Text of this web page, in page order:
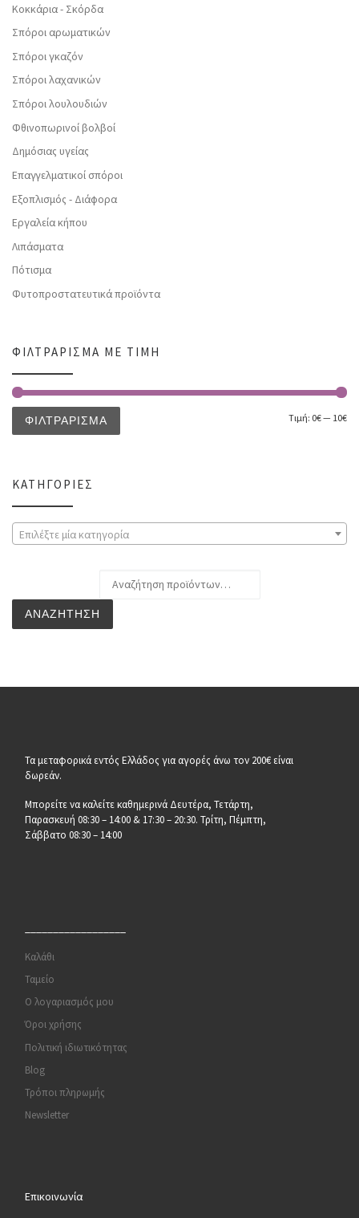
Κοκκάρια - Σκόρδα
Σπόροι αρωματικών
Σπόροι γκαζόν
Σπόροι λαχανικών
Σπόροι λουλουδιών
Φθινοπωρινοί βολβοί
Δημόσιας υγείας
Επαγγελματικοί σπόροι
Εξοπλισμός - Διάφορα
Εργαλεία κήπου
Λιπάσματα
Πότισμα
Φυτοπροστατευτικά προϊόντα
ΦΙΛΤΡΆΡΙΣΜΑ ΜΕ ΤΙΜΉ
ΦΙΛΤΡΆΡΙΣΜΑ Τιμή: 0€— 10€
ΚΑΤΗΓΟΡΊΕΣ
Επιλέξτε μία κατηγορία
ΑΝΑΖΉΤΗΣΗ
Τα μεταφορικά εντός Ελλάδος για αγορές άνω τον 200€ είναι
δωρεάν.
Μπορείτε να καλείτε καθημερινά Δευτέρα, Τετάρτη,
Παρασκευή 08:30 – 14:00 & 17:30 – 20:30. Τρίτη, Πέμπτη,
Σάββατο 08:30 – 14:00
Καλάθι
Ταμείο
Ο λογαριασμός μου
Όροι χρήσης
Πολιτική ιδιωτικότητας
Blog
Τρόποι πληρωμής
Newsletter
Επικοινωνία